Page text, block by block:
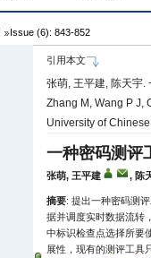
Issue (6): 843-852
引用本文
张萌, 王平建, 陈天宇.
Zhang M, Wang P J,
University of
一种密码测评
张萌, 王平建 , 陈
摘要: 提出一种密码测
据并调度实时数据流转
中标识检查点选择所要
展性，现有的测评工具